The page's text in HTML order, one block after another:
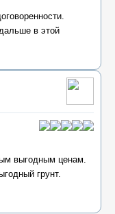
в этой
выгодным ценам.
грунт.